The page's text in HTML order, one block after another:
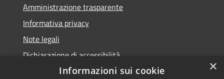
Amministrazione trasparente
Informativa privacy
Note legali
Dichiarazione di accessibilità
×
Informazioni sui cookie